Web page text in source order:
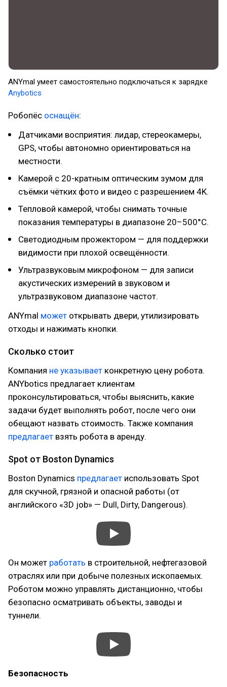
ANYmal умеет самостоятельно подключаться к зарядке
Anybotics
Робопёс оснащён:
Датчиками восприятия: лидар, стереокамеры,
GPS, чтобы автономно ориентироваться на
местности.
Камерой с 20-кратным оптическим зумом для
съёмки чётких фото и видео с разрешением 4K.
Тепловой камерой, чтобы снимать точные
показания температуры в диапазоне 20–500°C.
Светодиодным прожектором — для поддержки
видимости при плохой освещённости.
Ультразвуковым микрофоном — для записи
акустических измерений в звуковом и
ультразвуковом диапазоне частот.
ANYmal может открывать двери, утилизировать
отходы и нажимать кнопки.
Сколько стоит
Компания не указывает конкретную цену робота.
ANYbotics предлагает клиентам
проконсультироваться, чтобы выяснить, какие
задачи будет выполнять робот, после чего они
обещают назвать стоимость. Также компания
предлагает взять робота в аренду.
Spot от Boston Dynamics
Boston Dynamics предлагает использовать Spot
для скучной, грязной и опасной работы (от
английского «3D job» — Dull, Dirty, Dangerous).
Он может работать в строительной, нефтегазовой
отраслях или при добыче полезных ископаемых.
Роботом можно управлять дистанционно, чтобы
безопасно осматривать объекты, заводы и
туннели.
Безопасность